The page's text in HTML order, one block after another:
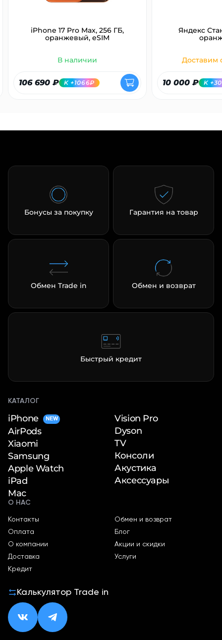
iPhone 17 Pro Max, 256 ГБ,
оранжевый, eSIM
В наличии
106 690 ₽ K +1066₽
Яндекс
Доставим
10 000 ₽ K
Бонусы за покупку Гарантия на товар
Обмен Trade in Обмен и возврат
Быстрый кредит
КАТАЛОГ
iPhone NEW
AirPods
Xiaomi
Samsung
Apple Watch
iPad
Mac
Vision Pro
Dyson
TV
Консоли
Акустика
Аксессуары
О НАС
Контакты
Оплата
О компании
Доставка
Кредит
Обмен и возврат
Блог
Акции и скидки
Услуги
Калькулятор Trade in
раз в 2
раз в 2 недели
Остались вопросы?